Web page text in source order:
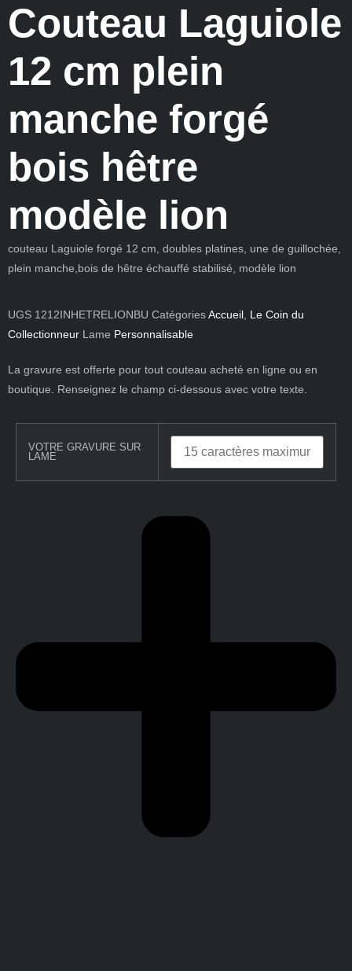
Couteau Laguiole
12 cm plein
manche forgé
bois hêtre
modèle lion
couteau Laguiole forgé 12 cm, doubles platines, une de guillochée,
plein manche,bois de hêtre échauffé stabilisé, modèle lion
UGS 1212INHETRELIONBU CatégoriesAccueil, Le Coin du
Collectionneur Lame Personnalisable
La gravure est offerte pour tout couteau acheté en ligne ou en
boutique. Renseignez le champ ci-dessous avec votre texte.
VOTRE GRAVURE SUR
LAME